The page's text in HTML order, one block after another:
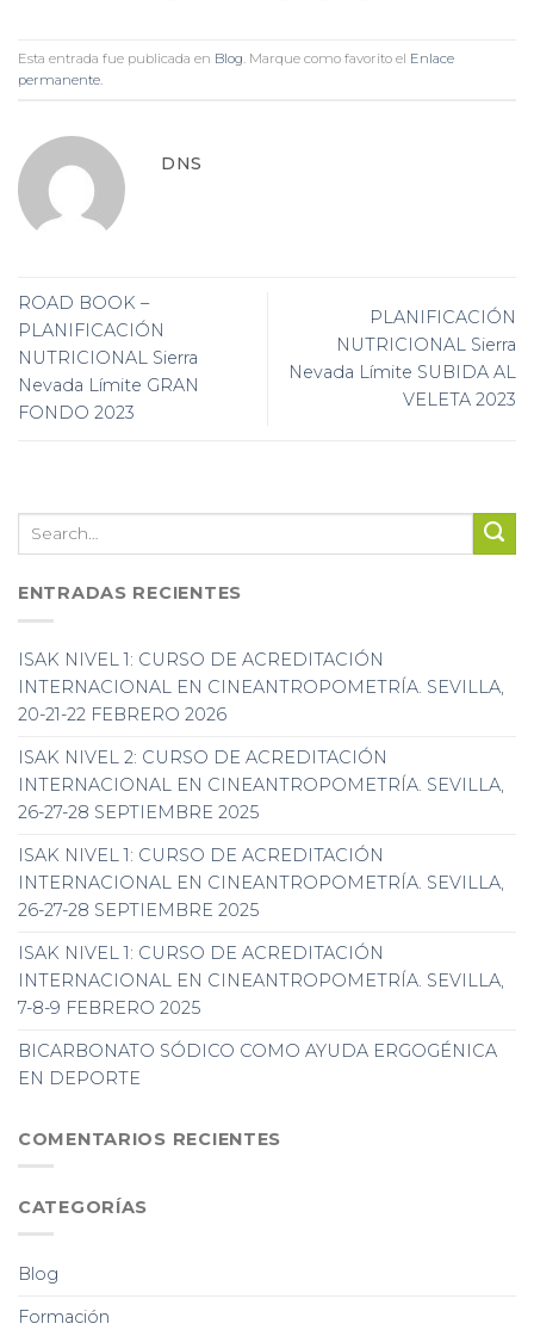
Esta entrada fue publicada en Blog. Marque como favorito el Enlace
permanente.
DNS
ROAD BOOK –
PLANIFICACIÓN
NUTRICIONAL Sierra
Nevada Límite GRAN
FONDO 2023
PLANIFICACIÓN
NUTRICIONAL Sierra
Nevada Límite SUBIDA AL
VELETA 2023
ENTRADAS RECIENTES
ISAK NIVEL 1: CURSO DE ACREDITACIÓN
INTERNACIONAL EN CINEANTROPOMETRÍA. SEVILLA,
20-21-22 FEBRERO 2026
ISAK NIVEL 2: CURSO DE ACREDITACIÓN
INTERNACIONAL EN CINEANTROPOMETRÍA. SEVILLA,
26-27-28 SEPTIEMBRE 2025
ISAK NIVEL 1: CURSO DE ACREDITACIÓN
INTERNACIONAL EN CINEANTROPOMETRÍA. SEVILLA,
26-27-28 SEPTIEMBRE 2025
ISAK NIVEL 1: CURSO DE ACREDITACIÓN
INTERNACIONAL EN CINEANTROPOMETRÍA. SEVILLA,
7-8-9 FEBRERO 2025
BICARBONATO SÓDICO COMO AYUDA ERGOGÉNICA
EN DEPORTE
COMENTARIOS RECIENTES
CATEGORÍAS
Blog
Formación